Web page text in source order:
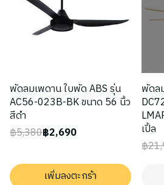
พัดลมเพดาน ใบพัด ABS รุ่น
AC56-023B-BK ขนาด 56 นิ้ว
สีดำ
฿5,380฿2,690
เพิ่มลงตะกร้า
พัดล
เปิ้ล
฿